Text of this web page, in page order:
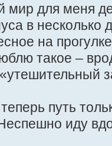
мир для меня
в несколько
на
такое –
путь
иду